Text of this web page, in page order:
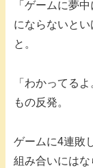
「ゲームに夢
にならないとい
と。
「わかってる
もの反発。
ゲームに4連敗
組み合いには